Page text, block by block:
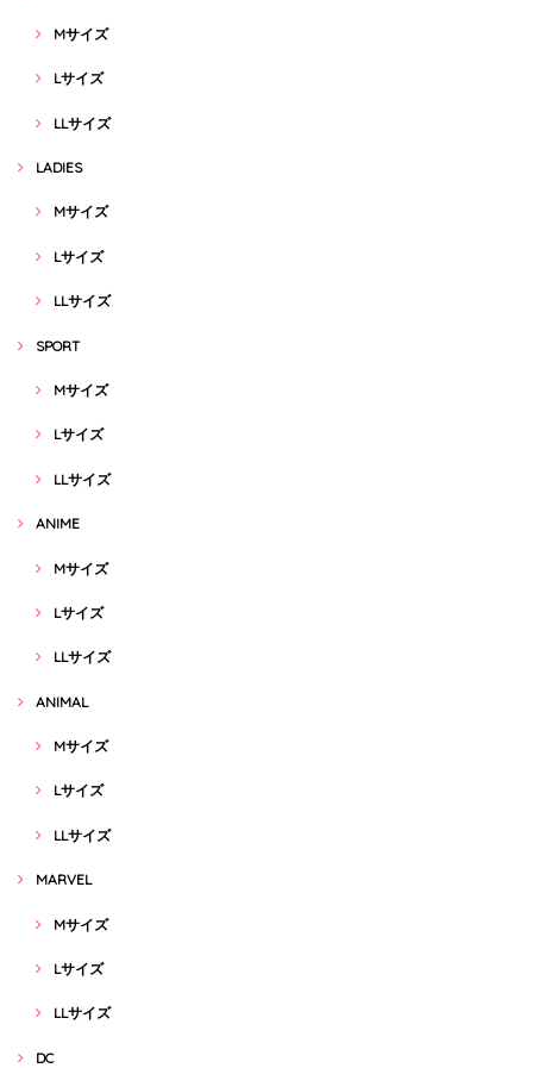
Mサイズ
Lサイズ
LLサイズ
LADIES
Mサイズ
Lサイズ
LLサイズ
SPORT
Mサイズ
Lサイズ
LLサイズ
ANIME
Mサイズ
Lサイズ
LLサイズ
ANIMAL
Mサイズ
Lサイズ
LLサイズ
MARVEL
Mサイズ
Lサイズ
LLサイズ
DC